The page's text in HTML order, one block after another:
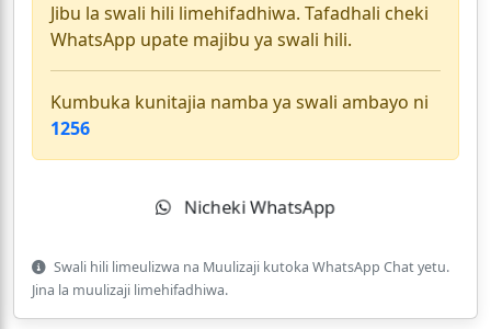
Jibu la swali hili limehifadhiwa. Tafadhali cheki
WhatsApp upate majibu ya swali hili.
Kumbuka kunitajia namba ya swali ambayo ni
1256
Nicheki WhatsApp
Swali hili limeulizwa na Muulizaji kutoka WhatsApp Chat yetu.
Jina la muulizaji limehifadhiwa.